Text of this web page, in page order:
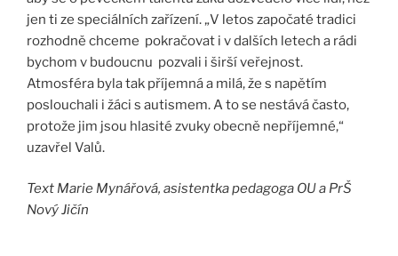
jen ti ze speciálních zařízení. „V letos započaté tradici
rozhodně chceme pokračovat i v dalších letech a rádi
bychom v budoucnu pozvali i širší veřejnost.
Atmosféra byla tak příjemná a milá, že s napětím
poslouchali i žáci s autismem. A to se nestává často,
protože jim jsou hlasité zvuky obecně nepříjemné,“
uzavřel Valů.
Text Marie Mynářová, asistentka pedagoga OU a PrŠ
Nový Jičín